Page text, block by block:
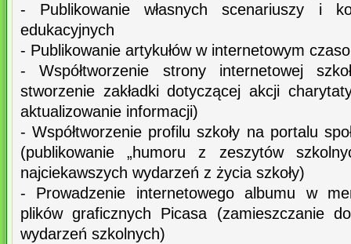
- Publikowanie własnych scenariuszy i
edukacyjnych
- Publikowanie artykułów w internetowym
- Współtworzenie strony internetowej
stworzenie zakładki dotyczącej akcji
aktualizowanie informacji)
- Współtworzenie profilu szkoły na portalu
(publikowanie „humoru z zeszytów
najciekawszych wydarzeń z życia szkoły)
- Prowadzenie internetowego albumu w
plików graficznych Picasa (zamieszczanie
wydarzeń szkolnych)